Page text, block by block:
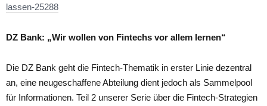
lassen-25288
DZ Bank: „Wir wollen von Fintechs vor allem lernen“
Die DZ Bank geht die Fintech-Thematik in erster Linie dezentral
an, eine neugeschaffene Abteilung dient jedoch als Sammelpool
für Informationen. Teil 2 unserer Serie über die Fintech-Strategien